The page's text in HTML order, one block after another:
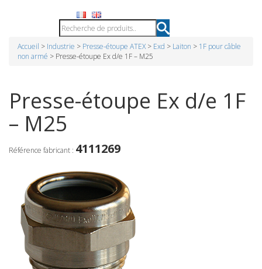
Accueil > Industrie > Presse-étoupe ATEX> Exd > Laiton > 1F pour câble
non armé > Presse-étoupe Ex d/e 1F – M25
Presse-étoupe Ex d/e 1F
– M25
Référence fabricant : 4111269